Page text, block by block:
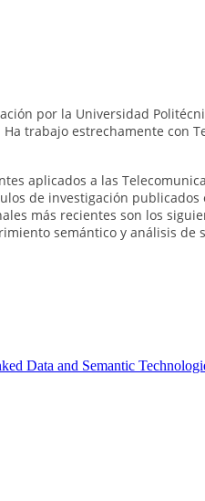
por la Universidad
trabajo estrechamente
aplicados a las
de investigación
más recientes son los
semántico y análisis de
Data and Semantic